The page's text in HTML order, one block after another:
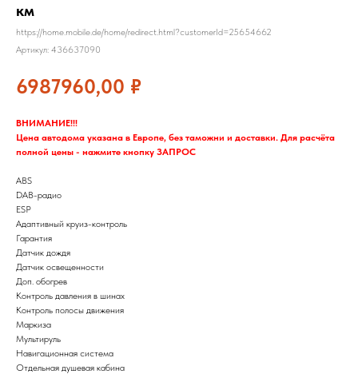
км
https://home.mobile.de/home/redirect.html?customerId=25654662
Артикул: 436637090
6987960,00 ₽
ВНИМАНИЕ!!!
Цена автодома указана в Европе, без таможни и доставки. Для расчёта
полной цены - нажмите кнопку ЗАПРОС
ABS
DAB-радио
ESP
Адаптивный круиз-контроль
Гарантия
Датчик дождя
Датчик освещенности
Доп. обогрев
Контроль давления в шинах
Контроль полосы движения
Маркиза
Мультируль
Навигационная система
Отдельная душевая кабина